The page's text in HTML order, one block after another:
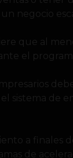
negocio
que al
el
sistema de
a finales
de